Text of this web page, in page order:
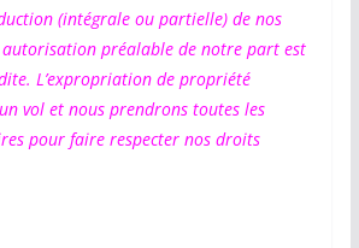
(intégrale ou partielle) de nos
autorisation préalable de notre part est
L’expropriation de propriété
vol et nous prendrons toutes les
pour faire respecter nos droits